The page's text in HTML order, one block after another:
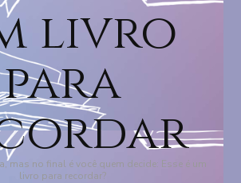
livro
para
mas no final é você quem decide: Esse é um
livro para recordar?